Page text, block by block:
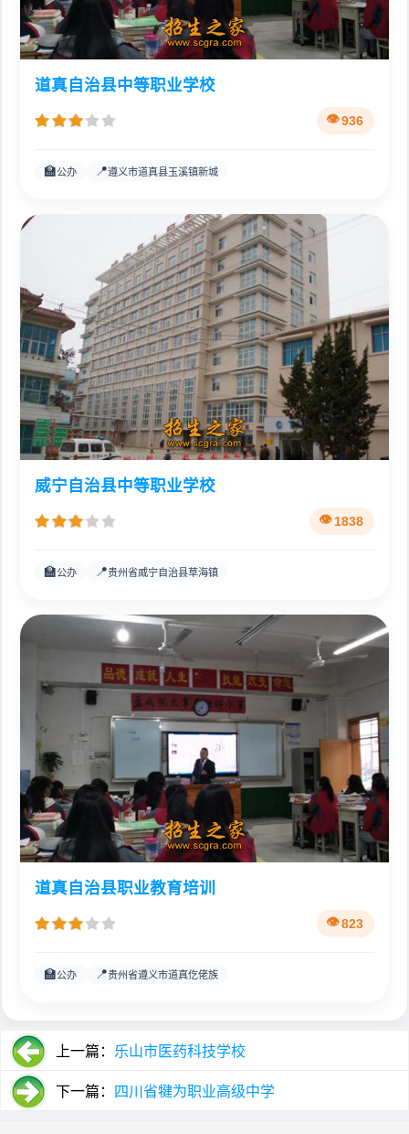
道真自治县中等职业学校
936
🏫公办 📍遵义市道真县玉溪镇新城
威宁自治县中等职业学校
1838
🏫公办 📍贵州省威宁自治县草海镇
道真自治县职业教育培训
823
🏫公办 📍贵州省遵义市道真仡佬族
上一篇： 乐山市医药科技学校
下一篇： 四川省犍为职业高级中学